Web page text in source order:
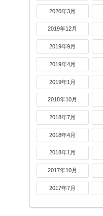
2020年3月
2019年12月
2019年9月
2019年4月
2019年1月
2018年10月
2018年7月
2018年4月
2018年1月
2017年10月
2017年7月